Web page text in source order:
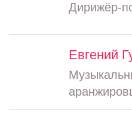
Дирижёр-
Евгений